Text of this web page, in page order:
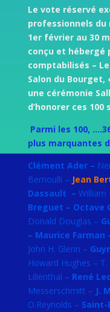
Le vote réservé
professionnels du
1er février au 30
conçu et hébergé
comptabilisés –
Salon du Bourget,
une cérémonie
d’honorer ces 100
Parmi les 100,
plus marquantes
Clément Ader –
Bernoulli – Jean
Dassault – William
Breguet – Octave
Donald Douglas –
– Maurice Farman
John H. Glenn –
Howard Hughes –
Lilienthal – René
Messerschmitt – J.
O.Reynolds – Saint-